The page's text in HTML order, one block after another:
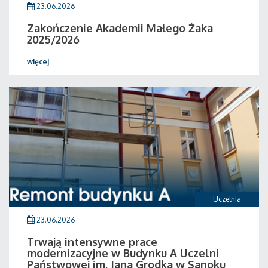
23.06.2026
Zakończenie Akademii Małego Żaka
2025/2026
więcej
Uczelnia
23.06.2026
Trwają intensywne prace
modernizacyjne w Budynku A Uczelni
Państwowej im. Jana Grodka w Sanoku